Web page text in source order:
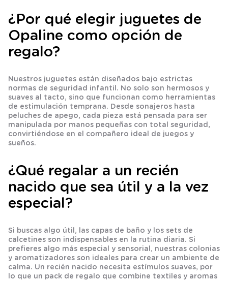
¿Por qué elegir juguetes de
Opaline como opción de
regalo?
Nuestros juguetes están diseñados bajo estrictas
normas de seguridad infantil. No solo son hermosos y
suaves al tacto, sino que funcionan como herramientas
de estimulación temprana. Desde sonajeros hasta
peluches de apego, cada pieza está pensada para ser
manipulada por manos pequeñas con total seguridad,
convirtiéndose en el compañero ideal de juegos y
sueños.
¿Qué regalar a un recién
nacido que sea útil y a la vez
especial?
Si buscas algo útil, las capas de baño y los sets de
calcetines son indispensables en la rutina diaria. Si
prefieres algo más especial y sensorial, nuestras colonias
y aromatizadores son ideales para crear un ambiente de
calma. Un recién nacido necesita estímulos suaves, por
lo que un pack de regalo que combine textiles y aromas